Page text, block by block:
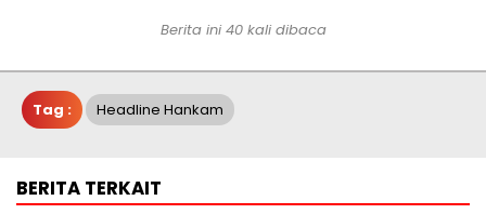
Berita ini 40 kali dibaca
Tag : Headline Hankam
BERITA TERKAIT